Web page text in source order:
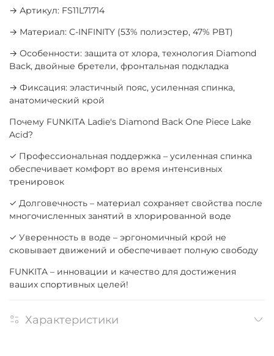
→ Артикул: FS11L71714
→ Материал: C-INFINITY (53% полиэстер, 47% PBT)
→ Особенности: защита от хлора, технология Diamond
Back, двойные бретели, фронтальная подкладка
→ Фиксация: эластичный пояс, усиленная спинка,
анатомический крой
Почему FUNKITA Ladie's Diamond Back One Piece Lake
Acid?
✓ Профессиональная поддержка – усиленная спинка
обеспечивает комфорт во время интенсивных
тренировок
✓ Долговечность – материал сохраняет свойства после
многочисленных занятий в хлорированной воде
✓ Уверенность в воде – эргономичный крой не
сковывает движений и обеспечивает полную свободу
FUNKITA – инновации и качество для достижения
ваших спортивных целей!
Характеристики